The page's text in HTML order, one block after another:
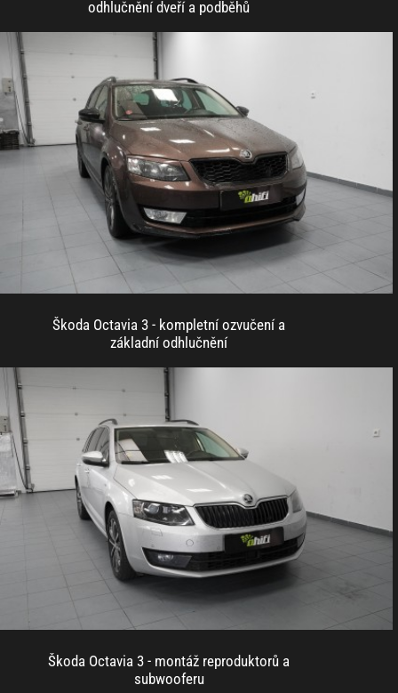
odhlučnění dveří a podběhů
Škoda Octavia 3 - kompletní ozvučení a
základní odhlučnění
Škoda Octavia 3 - montáž reproduktorů a
subwooferu